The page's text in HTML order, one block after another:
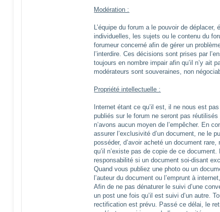
Modération :
L’équipe du forum a le pouvoir de
individuelles, les sujets ou le contenu du
forumeur concerné afin de gérer un
l’interdire. Ces décisions sont prises par
toujours en nombre impair afin qu’il n’y ait
modérateurs sont souveraines, non
Propriété intellectuelle :
Internet étant ce qu’il est, il ne nous est
publiés sur le forum ne seront pas
n’avons aucun moyen de l’empêcher. En
assurer l’exclusivité d’un document, ne le
posséder, d’avoir acheté un document
qu’il n’existe pas de copie de ce
responsabilité si un document soi-disant
Quand vous publiez une photo ou un
l’auteur du document ou l’emprunt à
Afin de ne pas dénaturer le suivi d’une
un post une fois qu’il est suivi d’un autre.
rectification est prévu. Passé ce délai, le